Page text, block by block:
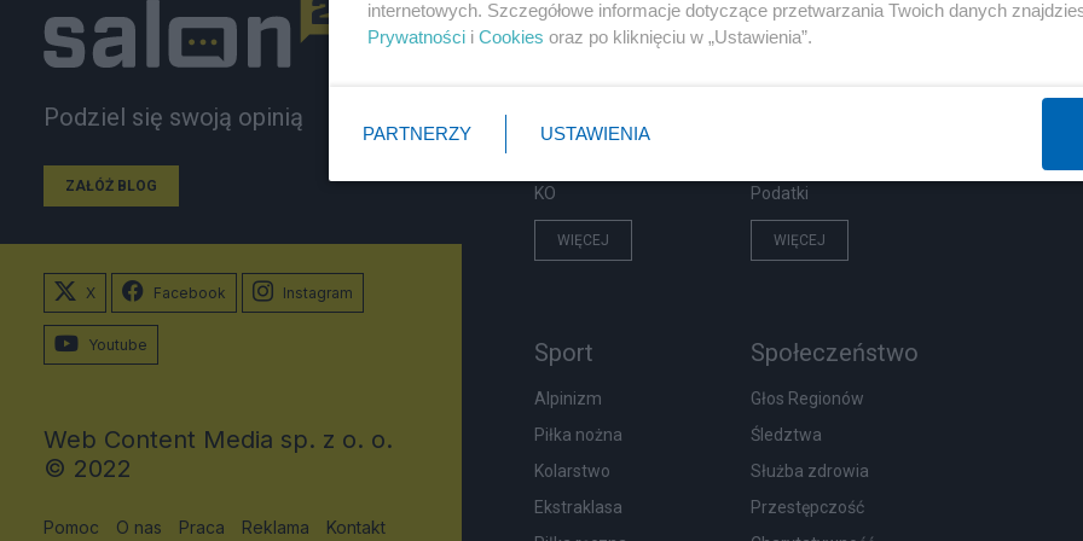
Podziel się swoją opinią
ZAŁÓŻ BLOG
PiS
KO
WIĘCEJ
Biznes
Podatki
WIĘCEJ
Sport
Alpinizm
Piłka nożna
Kolarstwo
Ekstraklasa
Społeczeństwo
Głos Regionów
Śledztwa
Służba zdrowia
Przestępczość
X Facebook Instagram
Youtube
Web Content Media sp. z o. o.
© 2022
Pomoc O nas Praca Reklama Kontakt
internetowych. Szczegółowe informacje dotyczące przetwarzania Twoich danych
Prywatności i Cookies oraz po kliknięciu w „Ustawienia”.
PARTNERZY USTAWIENIA